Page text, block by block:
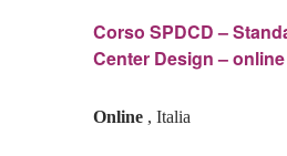
Corso SPDCD –
Center Design – online
Online , Italia